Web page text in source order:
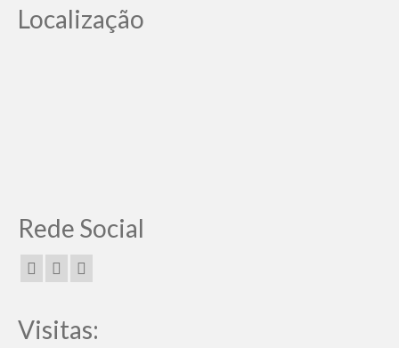
Localização
Rede Social
Visitas: